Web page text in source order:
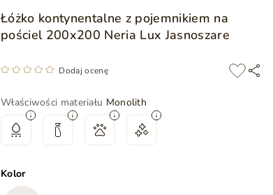
Łóżko kontynentalne z pojemnikiem na
pościel 200x200 Neria Lux Jasnoszare
Dodaj ocenę
Właściwości materiału Monolith
Kolor